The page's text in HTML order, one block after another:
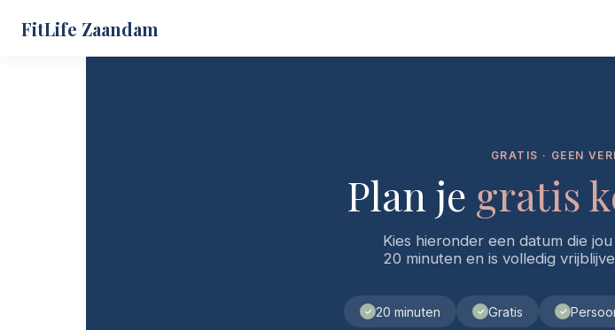
FitLife Zaandam
GRATIS · GEEN
Plan je gratis
Kies hieronder een datum die
20 minuten en is volledig
✓ 20 minuten ✓ Gratis ✓